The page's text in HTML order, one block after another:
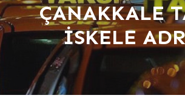
ÇANAKKALE
İSKELE